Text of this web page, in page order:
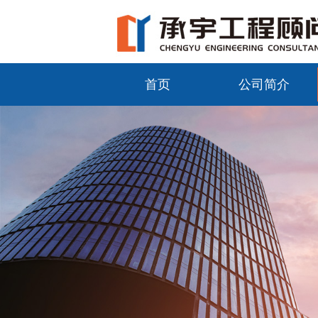
首页 公司简介